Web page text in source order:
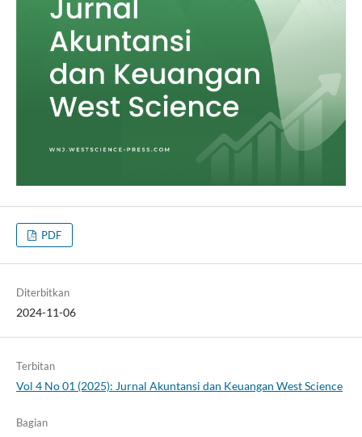
PDF
Diterbitkan
2024-11-06
Terbitan
Vol 4 No 01 (2025): Jurnal Akuntansi dan Keuangan West Science
Bagian